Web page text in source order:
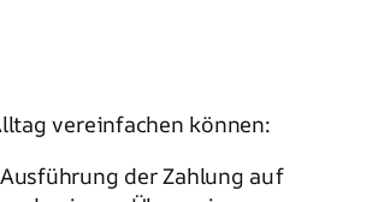
vereinfachen können:
der Zahlung auf